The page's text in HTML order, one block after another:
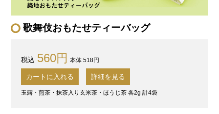
歌舞伎おもたせティーバッグ
560円 本体 518円
カートに入れる 詳細を見る
玉露・煎茶・抹茶入り玄米茶・ほうじ茶 各2g 計4袋